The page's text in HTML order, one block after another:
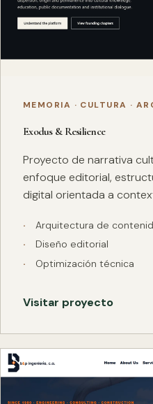
MEMORIA · CULTURA ·
Exodus & Resilience
Proyecto de narrativa
enfoque editorial,
digital orientada a
Arquitectura de
Diseño editorial
Optimización técnica
Visitar proyecto